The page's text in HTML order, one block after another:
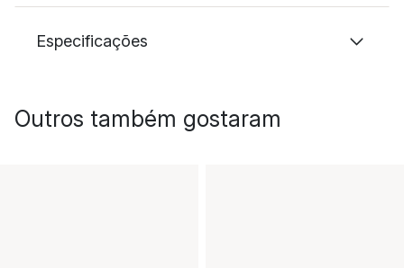
Especificações
Outros também gostaram